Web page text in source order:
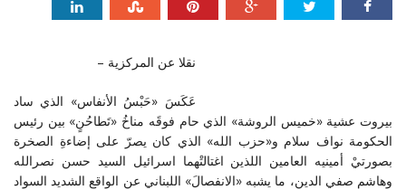
نقلا عن المركزية –
عَكَسَ «حَبْسُ الأنفاس» الذي ساد
بيروت عشية «خميس الروشة» الذي حام فوقَه مناخُ «تَطاحُنٍ» بين رئيس
الحكومة نواف سلام و«حزب الله» الذي كان يصرّ على إضاءةِ الصخرة
بصورتيْ أمينيه العامين اللذين اغتالتْهما اسرائيل السيد حسن نصرالله
وهاشم صفي الدين، ما يشبه «الانفصالَ» اللبناني عن الواقع الشديد السواد